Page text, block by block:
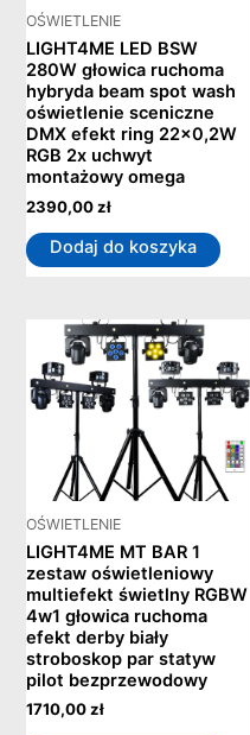
OŚWIETLENIE
LIGHT4ME LED BSW
280W głowica ruchoma
hybryda beam spot wash
oświetlenie sceniczne
DMX efekt ring 22×0,2W
RGB 2x uchwyt
montażowy omega
2390,00zł
Dodaj do koszyka
OŚWIETLENIE
LIGHT4ME MT BAR 1
zestaw oświetleniowy
multiefekt świetlny RGBW
4w1 głowica ruchoma
efekt derby biały
stroboskop par statyw
pilot bezprzewodowy
1710,00zł